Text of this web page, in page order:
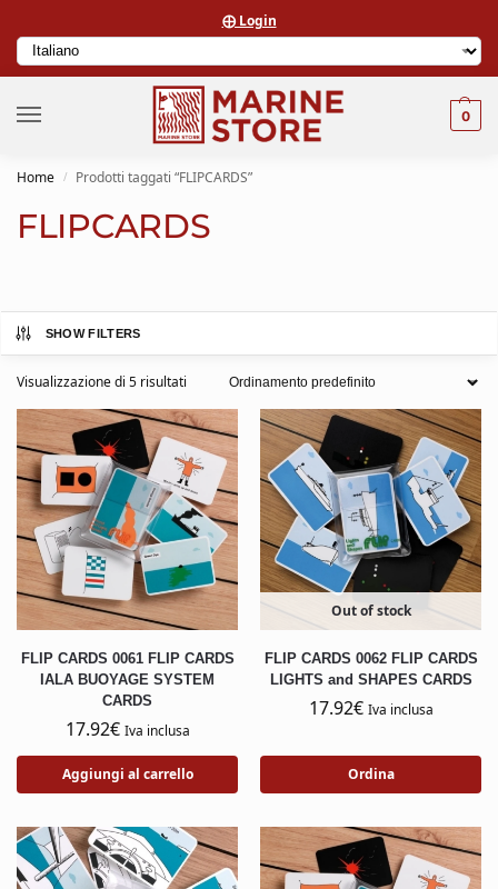
⨁ Login
0
Home / Prodotti taggati “FLIPCARDS”
FLIPCARDS
SHOW FILTERS
Visualizzazione di 5 risultati
FLIP CARDS 0061 FLIP CARDS
IALA BUOYAGE SYSTEM
CARDS
17.92€ Iva inclusa
Aggiungi al carrello
Out of stock
FLIP CARDS 0062 FLIP CARDS
LIGHTS and SHAPES CARDS
17.92€ Iva inclusa
Ordina